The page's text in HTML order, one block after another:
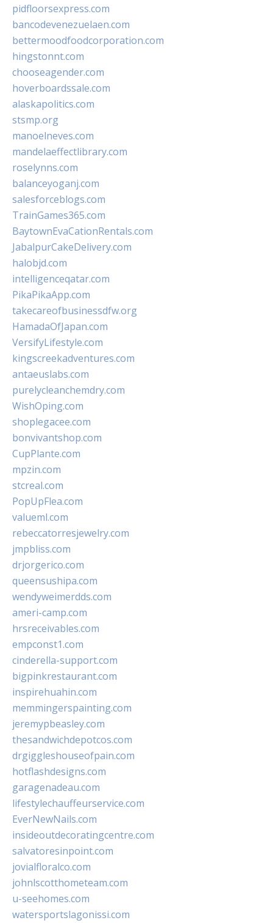
pidfloorsexpress.com
bancodevenezuelaen.com
bettermoodfoodcorporation.com
hingstonnt.com
chooseagender.com
hoverboardssale.com
alaskapolitics.com
stsmp.org
manoelneves.com
mandelaeffectlibrary.com
roselynns.com
balanceyoganj.com
salesforceblogs.com
TrainGames365.com
BaytownEvaCationRentals.com
JabalpurCakeDelivery.com
halobjd.com
intelligenceqatar.com
PikaPikaApp.com
takecareofbusinessdfw.org
HamadaOfJapan.com
VersifyLifestyle.com
kingscreekadventures.com
antaeuslabs.com
purelycleanchemdry.com
WishOping.com
shoplegacee.com
bonvivantshop.com
CupPlante.com
mpzin.com
stcreal.com
PopUpFlea.com
valueml.com
rebeccatorresjewelry.com
jmpbliss.com
drjorgerico.com
queensushipa.com
wendyweimerdds.com
ameri-camp.com
hrsreceivables.com
empconst1.com
cinderella-support.com
bigpinkrestaurant.com
inspirehuahin.com
memmingerspainting.com
jeremypbeasley.com
thesandwichdepotcos.com
drgiggleshouseofpain.com
hotflashdesigns.com
garagenadeau.com
lifestylechauffeurservice.com
EverNewNails.com
insideoutdecoratingcentre.com
salvatoresinpoint.com
jovialfloralco.com
johnlscotthometeam.com
u-seehomes.com
watersportslagonissi.com